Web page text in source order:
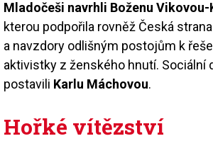
Mladočeši navrhli Boženu
kterou podpořila rovněž Česká
a navzdory odlišným postojům k
aktivistky z ženského hnutí. Sociální
postavili Karlu Máchovou.
Hořké vítězství